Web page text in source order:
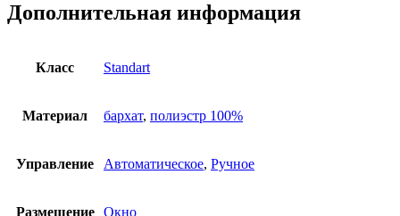
Дополнительная информация
Класс Standart
Материал бархат, полиэстр 100%
Управление Автоматическое, Ручное
Размещение Окно